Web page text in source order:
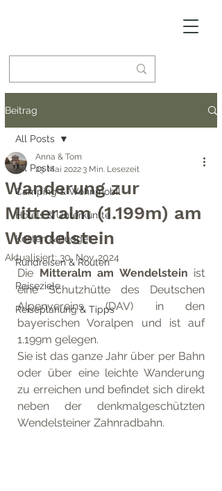
Beitrag
All Posts
Camping & Wohnmobil
Hotels & Unterkünfte
Kosten & Budget
Rundreisen & Routen
Reiseziele
Reiseplanung & Tipps
All Posts
Wanderung zur
Mitteralm (1.199m) am
Wendelstein
Anna & Tom
23. Mai 20223 Min. Lesezeit
Aktualisiert: 30. Nov. 2024
Die Mitteralm am Wendelstein ist
eine Schutzhütte des Deutschen
Alpenvereins (DAV) in den
bayerischen Voralpen und ist auf
1.199m gelegen.
Sie ist das ganze Jahr über per Bahn
oder über eine leichte Wanderung
zu erreichen und befindet sich direkt
neben der denkmalgeschützten
Wendelsteiner Zahnradbahn.